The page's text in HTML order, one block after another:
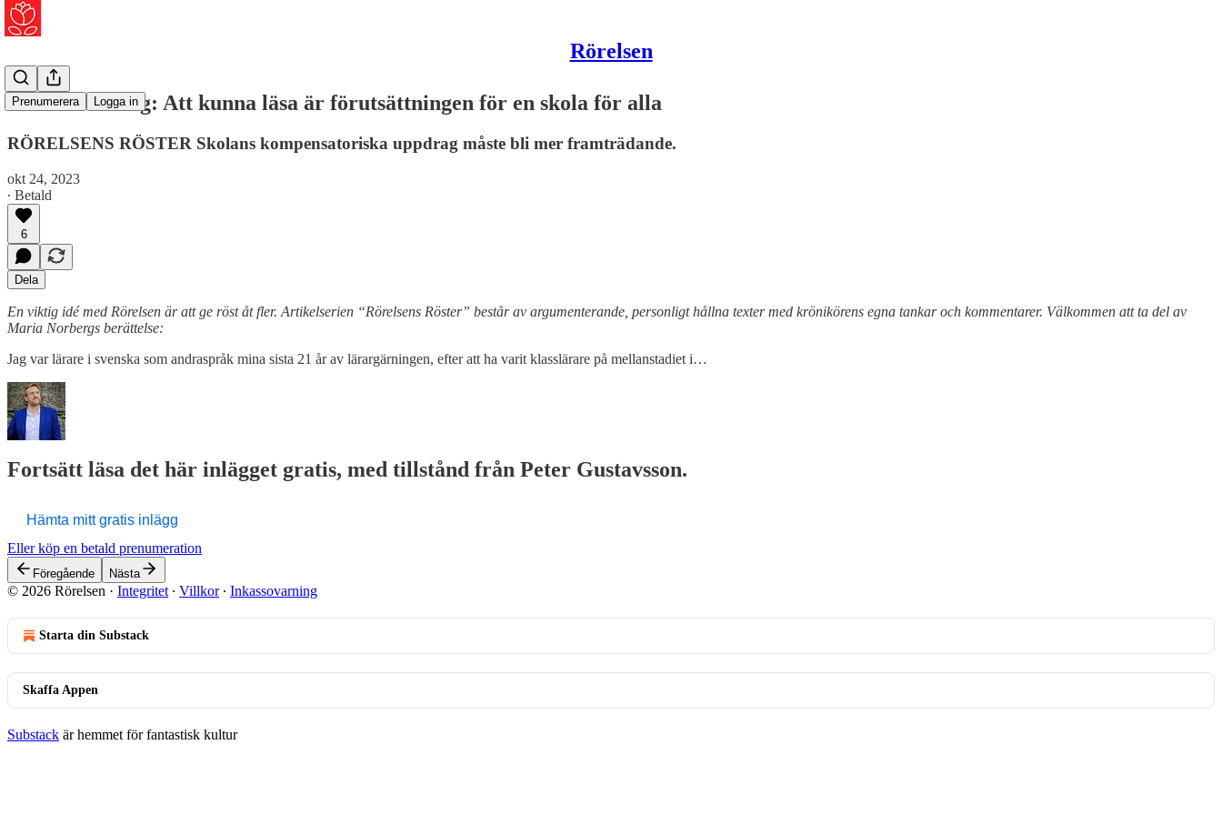
Rörelsen
Prenumerera Logga in
Maria Norberg: Att kunna läsa är förutsättningen för en skola för alla
RÖRELSENS RÖSTER Skolans kompensatoriska uppdrag måste bli mer framträdande.
okt 24, 2023
∙ Betald
6
Dela
En viktig idé med Rörelsen är att ge röst åt fler. Artikelserien “Rörelsens Röster” består av argumenterande, personligt hållna texter med krönikörens egna tankar och kommentarer. Välkommen att ta del av
Maria Norbergs berättelse:
Jag var lärare i svenska som andraspråk mina sista 21 år av lärargärningen, efter att ha varit klasslärare på mellanstadiet i…
Fortsätt läsa det här inlägget gratis, med tillstånd från Peter Gustavsson.
Hämta mitt gratis inlägg
Eller köp en betald prenumeration
Föregående Nästa
© 2026 Rörelsen · Integritet ∙ Villkor∙ Inkassovarning
Starta din Substack
Skaffa Appen
Substack är hemmet för fantastisk kultur